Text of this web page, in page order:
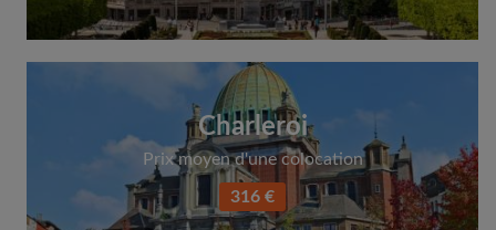
Charleroi
Prix moyen d'une colocation
316 €